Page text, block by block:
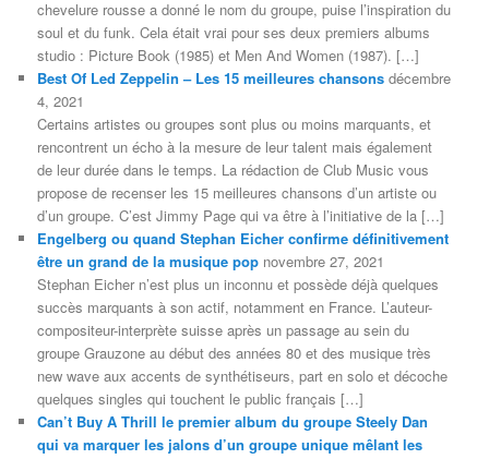
chevelure rousse a donné le nom du groupe, puise l’inspiration du
soul et du funk. Cela était vrai pour ses deux premiers albums
studio : Picture Book (1985) et Men And Women (1987). […]
Best Of Led Zeppelin – Les 15 meilleures chansons décembre
4, 2021
Certains artistes ou groupes sont plus ou moins marquants, et
rencontrent un écho à la mesure de leur talent mais également
de leur durée dans le temps. La rédaction de Club Music vous
propose de recenser les 15 meilleures chansons d’un artiste ou
d’un groupe. C’est Jimmy Page qui va être à l’initiative de la […]
Engelberg ou quand Stephan Eicher confirme définitivement
être un grand de la musique pop novembre 27, 2021
Stephan Eicher n’est plus un inconnu et possède déjà quelques
succès marquants à son actif, notamment en France. L’auteur-
compositeur-interprète suisse après un passage au sein du
groupe Grauzone au début des années 80 et des musique très
new wave aux accents de synthétiseurs, part en solo et décoche
quelques singles qui touchent le public français […]
Can’t Buy A Thrill le premier album du groupe Steely Dan
qui va marquer les jalons d’un groupe unique mêlant les